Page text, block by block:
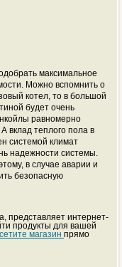
максимальное
Можно вспомнить о
котел, то в большой
будет очень
равномерно
вклад теплого пола в
системой климат
надежности системы.
в случае аварии и
безопасную
представляет интернет-
продукты для вашей
магазин прямо